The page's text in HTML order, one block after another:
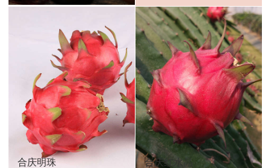
合庆明珠 合庆红水晶